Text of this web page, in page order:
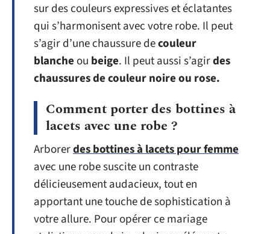
sur des couleurs expressives et éclatantes
qui s’harmonisent avec votre robe. Il peut
s’agir d’une chaussure decouleur
blanche ou beige. Il peut aussi s’agirdes
chaussures de couleur noire ou rose.
Comment porter des bottines à
lacets avec une robe ?
Arborerdes bottines à lacets pour femme
avec une robe suscite un contraste
délicieusement audacieux, tout en
apportant une touche de sophistication à
votre allure. Pour opérer ce mariage